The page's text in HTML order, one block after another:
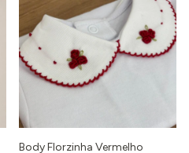
Body Florzinha Vermelho